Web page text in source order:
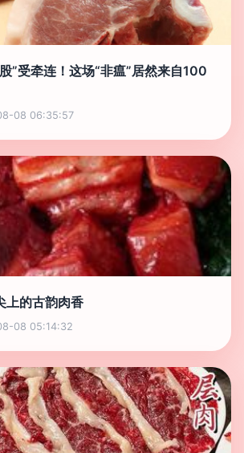
”受牵连！这场“非瘟”居然来自100
08 06:35:57
上的古韵肉香
08 05:14:32